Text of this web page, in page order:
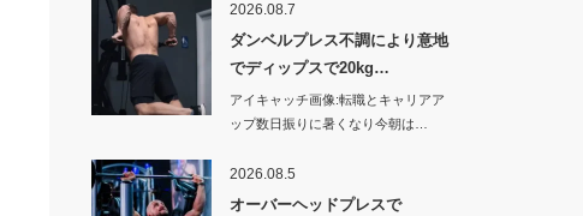
2026.08.7
ダンベルプレス不調により意地
でディップスで20kg…
アイキャッチ画像:転職とキャリアア
ップ数日振りに暑くなり今朝は…
2026.08.5
オーバーヘッドプレスで